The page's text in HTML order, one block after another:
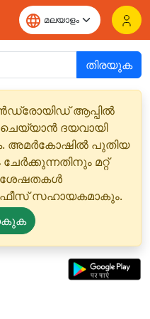
തിരയുക
ആപ്പിൽ
ചെയ്യാൻ ദയവായി
പുതിയ
മറ്റ്
ഫീസ് സഹായകമാകും.